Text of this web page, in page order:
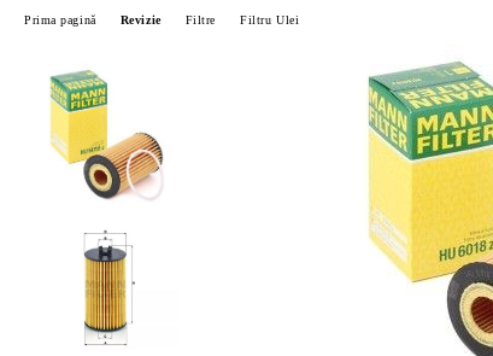
Prima pagină Revizie Filtre Filtru Ulei